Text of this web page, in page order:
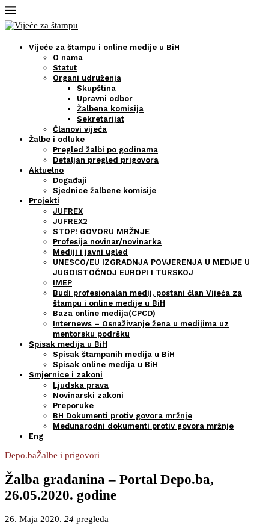
Vijeće za štampu i online medije u BiH
O nama
Statut
Organi udruženja
Skupština
Upravni odbor
Žalbena komisija
Sekretarijat
Članovi vijeća
Žalbe i odluke
Pregled žalbi po godinama
Detaljan pregled prigovora
Aktuelno
Događaji
Sjednice žalbene komisije
Projekti
JUFREX
JUFREX2
STOP! GOVORU MRŽNJE
Profesija novinar/novinarka
Mediji i javni ugled
UNESCO/EU IZGRADNJA POVJERENJA U MEDIJE U
JUGOISTOČNOJ EUROPI I TURSKOJ
IMEP
Budi profesionalan medij, postani član Vijeća za
štampu i online medije u BiH
Baza online medija(CPCD)
Internews – Osnaživanje žena u medijima uz
mentorsku podršku
Spisak medija u BiH
Spisak štampanih medija u BiH
Spisak online medija u BiH
Smjernice i zakoni
Ljudska prava
Novinarski zakoni
Preporuke
BH Dokumenti protiv govora mržnje
Međunarodni dokumenti protiv govora mržnje
Eng
Depo.baŽalbe i prigovori
Žalba građanina – Portal Depo.ba,
26.05.2020. godine
26. Maja 2020. 24 pregleda